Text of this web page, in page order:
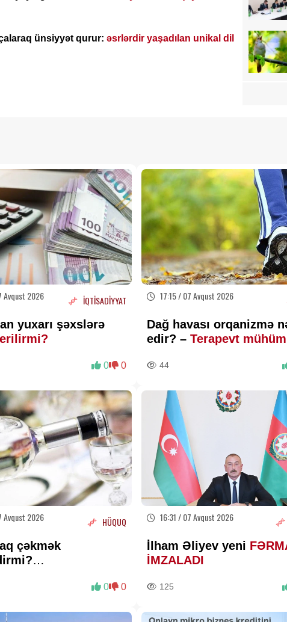
ünsiyyət qurur:əsrlərdir yaşadılan unikal dil
Avqust 2026 İQTİSADİYYAT
yuxarı şəxslərə
0 0
17:15 / 07 Avqust 2026
Dağ havası orqanizmə
edir? – Terapevt mühüm
44
Avqust 2026 HÜQUQ
çəkmək
0 0
16:31 / 07 Avqust 2026
İlham Əliyev yeni
İMZALADI
125